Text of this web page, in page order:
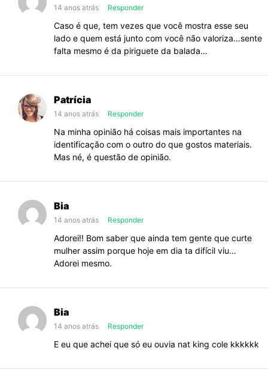
14 anos atrás Responder
Caso é que, tem vezes que você mostra esse seu
lado e quem está junto com você não valoriza…sente
falta mesmo é da piriguete da balada…
Patrícia
14 anos atrás Responder
Na minha opinião há coisas mais importantes na
identificação com o outro do que gostos materiais.
Mas né, é questão de opinião.
Bia
14 anos atrás Responder
Adorei!! Bom saber que ainda tem gente que curte
mulher assim porque hoje em dia ta difícil viu…
Adorei mesmo.
Bia
14 anos atrás Responder
E eu que achei que só eu ouvia nat king cole kkkkkk